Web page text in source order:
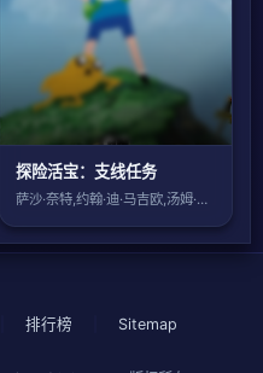
探险活宝：支线任务
萨沙·奈特,约翰·迪·马吉欧,汤姆·肯尼
排行榜 Sitemap